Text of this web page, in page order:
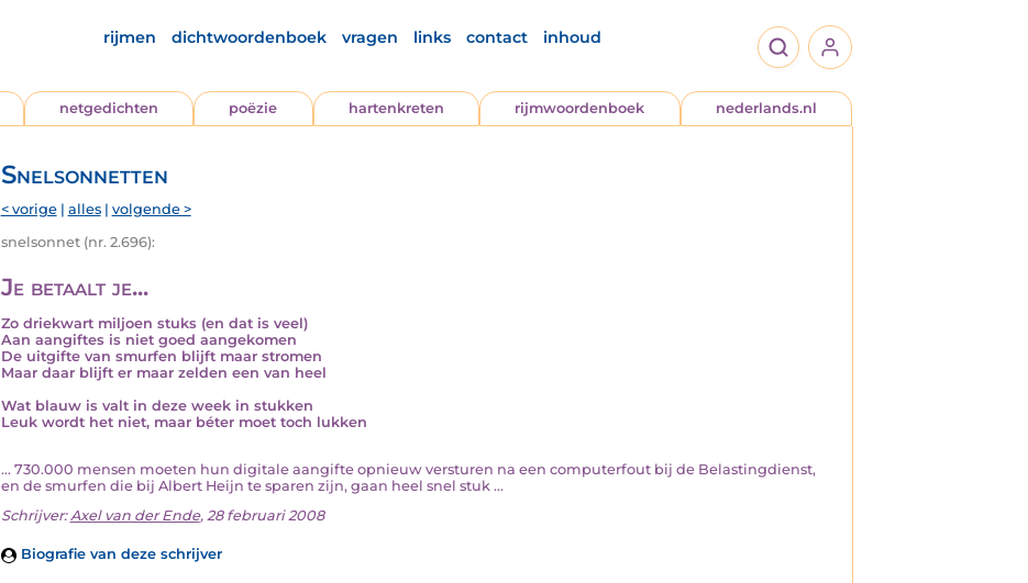
rijmen dichtwoordenboek vragen links contact inhoud
netgedichten poëzie hartenkreten rijmwoordenboek nederlands.nl
Snelsonnetten
< vorige| alles| volgende >
snelsonnet (nr. 2.696):
Je betaalt je...
Zo driekwart miljoen stuks (en dat is veel)
Aan aangiftes is niet goed aangekomen
De uitgifte van smurfen blijft maar stromen
Maar daar blijft er maar zelden een van heel
Wat blauw is valt in deze week in stukken
Leuk wordt het niet, maar béter moet toch lukken
... 730.000 mensen moeten hun digitale aangifte opnieuw versturen na een computerfout bij de Belastingdienst,
en de smurfen die bij Albert Heijn te sparen zijn, gaan heel snel stuk ...
Schrijver:Axel van der Ende, 28 februari 2008
Biografie van deze schrijver